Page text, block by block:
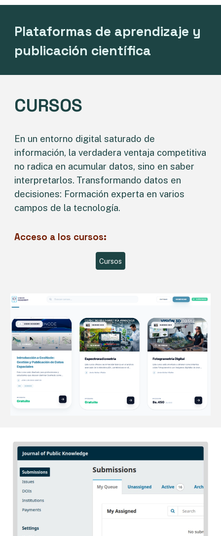
Plataformas de aprendizaje y
publicación científica
CURSOS
En un entorno digital saturado de
información, la verdadera ventaja competitiva
no radica en acumular datos, sino en saber
interpretarlos. Transformando datos en
decisiones: Formación experta en varios
campos de la tecnología.
Acceso a los cursos:
Cursos